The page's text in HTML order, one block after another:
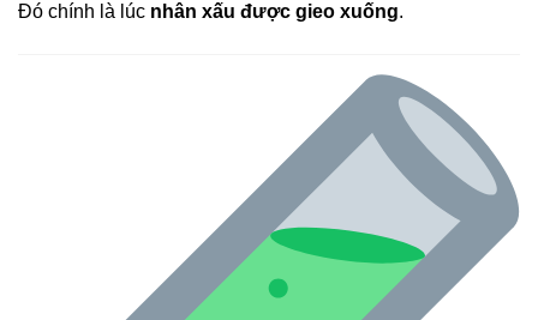
Đó chính là lúc nhân xấu được gieo xuống.